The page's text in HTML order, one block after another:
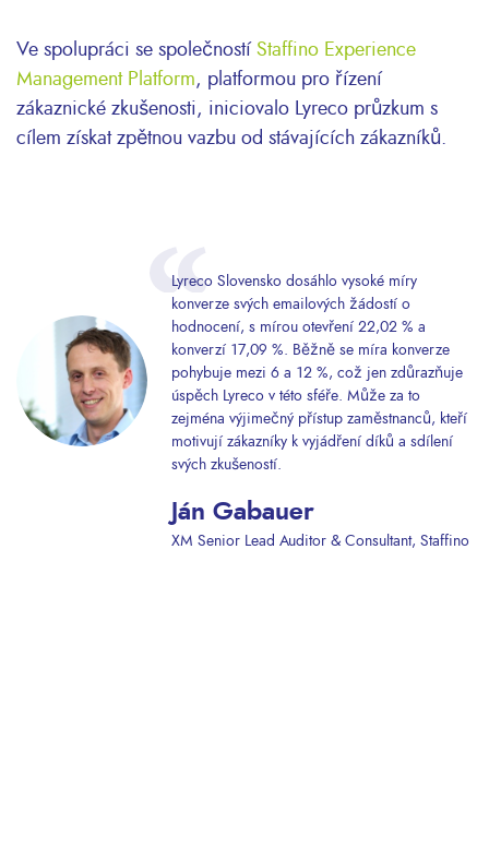
Ve spolupráci se společností Staffino Experience
Management Platform, platformou pro řízení
zákaznické zkušenosti, iniciovalo Lyreco průzkum s
cílem získat zpětnou vazbu od stávajících zákazníků.
Lyreco Slovensko dosáhlo vysoké míry
konverze svých emailových žádostí o
hodnocení, s mírou otevření 22,02 % a
konverzí 17,09 %. Běžně se míra konverze
pohybuje mezi 6 a 12 %, což jen zdůrazňuje
úspěch Lyreco v této sféře. Může za to
zejména výjimečný přístup zaměstnanců, kteří
motivují zákazníky k vyjádření díků a sdílení
svých zkušeností.
Ján Gabauer
XM Senior Lead Auditor & Consultant, Staffino